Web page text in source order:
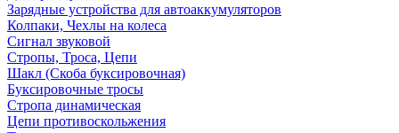
Зарядные устройства для автоаккумуляторов
Колпаки, Чехлы на колеса
Сигнал звуковой
Стропы, Троса, Цепи
Шакл (Скоба буксировочная)
Буксировочные тросы
Стропа динамическая
Цепи противоскольжения